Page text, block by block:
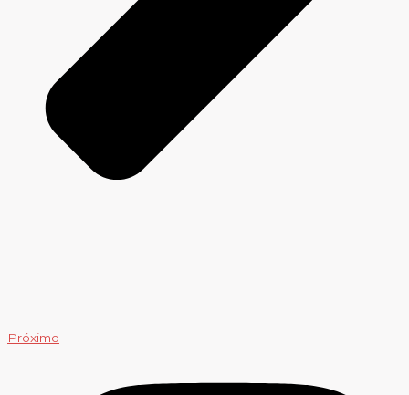
Próximo